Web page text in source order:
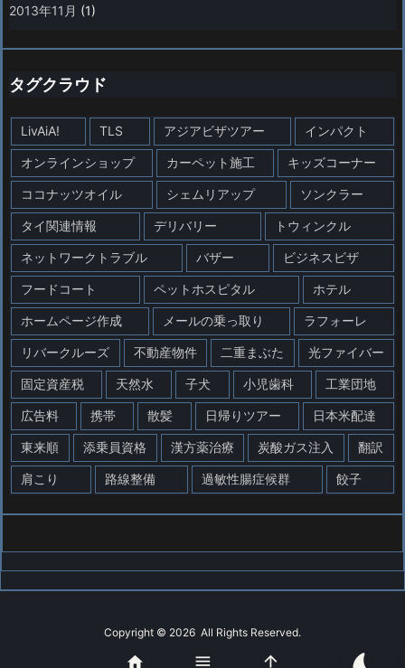
2013年11月 (1)
タグクラウド
LivAiA! TLS アジアビザツアー インパクト
オンラインショップ カーペット施工 キッズコーナー
ココナッツオイル シェムリアップ ソンクラー
タイ関連情報 デリバリー トウィンクル
ネットワークトラブル バザー ビジネスビザ
フードコート ペットホスピタル ホテル
ホームページ作成 メールの乗っ取り ラフォーレ
リバークルーズ 不動産物件 二重まぶた 光ファイバー
固定資産税 天然水 子犬 小児歯科 工業団地
広告料 携帯 散髪 日帰りツアー 日本米配達
東来順 添乗員資格 漢方薬治療 炭酸ガス注入 翻訳
肩こり 路線整備 過敏性腸症候群 餃子
Copyright © 2026 All Rights Reserved.
WordPress Luxeritas Theme is provided by "Thought is free
  